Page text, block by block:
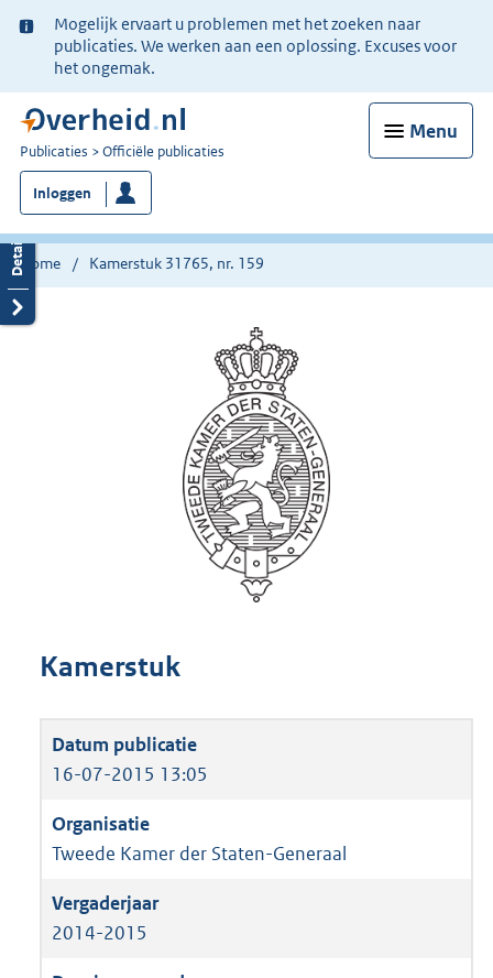
Ter
informatie:
Mogelijk ervaart u problemen met het zoeken naar
publicaties. We werken aan een oplossing. Excuses voor
het ongemak.
Menu
U
bent
nu
hier:
Publicaties Officiële publicaties
Inloggen
Home Kamerstuk 31765, nr. 159
Kamerstuk
16-07-2015 13:05
Tweede Kamer der Staten-Generaal
2014-2015